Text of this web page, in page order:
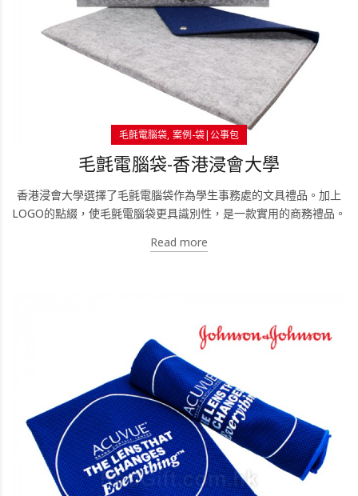
毛氈電腦袋 案例-袋|公事包
毛氈電腦袋-香港浸會大學
香港浸會大學選擇了毛氈電腦袋作為學生事務處的文具禮品。加上
LOGO的點綴，使毛氈電腦袋更具識別性，是一款實用的商務禮品。
Read more